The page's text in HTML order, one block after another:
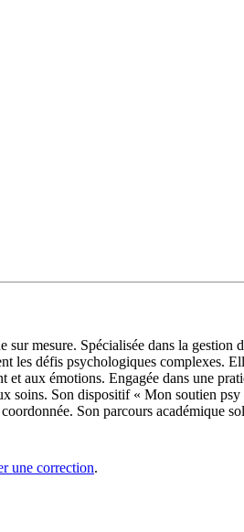
mesure. Spécialisée dans la gestion
les défis psychologiques complexes.
aux émotions. Engagée dans une
soins. Son dispositif « Mon soutien
Son parcours académique
une correction.